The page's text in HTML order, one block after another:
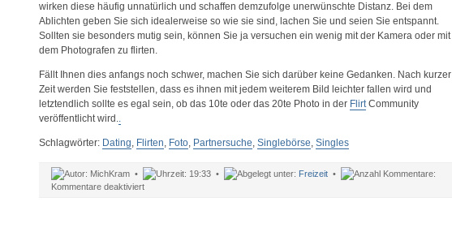
wirken diese häufig unnatürlich und schaffen demzufolge unerwünschte Distanz. Bei dem
Ablichten geben Sie sich idealerweise so wie sie sind, lachen Sie und seien Sie entspannt.
Sollten sie besonders mutig sein, können Sie ja versuchen ein wenig mit der Kamera oder mit
dem Photografen zu flirten.
Fällt Ihnen dies anfangs noch schwer, machen Sie sich darüber keine Gedanken. Nach kurzer
Zeit werden Sie feststellen, dass es ihnen mit jedem weiterem Bild leichter fallen wird und
letztendlich sollte es egal sein, ob das 10te oder das 20te Photo in der FlirtCommunity
veröffentlicht wird..
Schlagwörter: Dating, Flirten, Foto, Partnersuche, Singlebörse, Singles
MichKram • 19:33 • Freizeit•
Kommentare deaktiviertfür